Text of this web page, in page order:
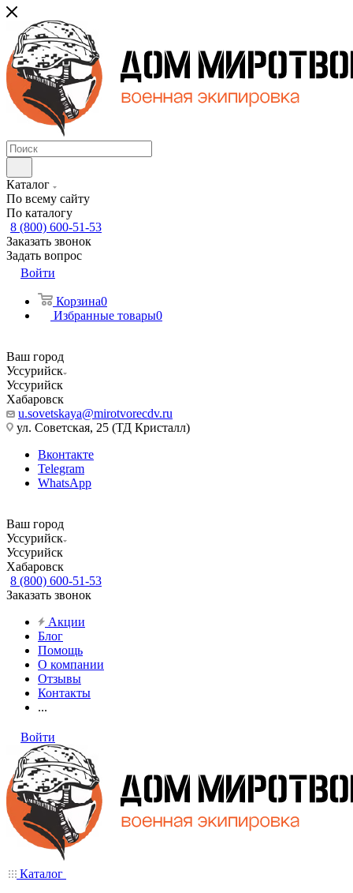
Каталог
По всему сайту
По каталогу
8 (800) 600-51-53
Заказать звонок
Задать вопрос
Войти
Корзина0
Избранные товары0
Ваш город
Уссурийск
Уссурийск
Хабаровск
u.sovetskaya@mirotvorecdv.ru
ул. Советская, 25 (ТД Кристалл)
Вконтакте
Telegram
WhatsApp
Ваш город
Уссурийск
Уссурийск
Хабаровск
8 (800) 600-51-53
Заказать звонок
Акции
Блог
Помощь
О компании
Отзывы
Контакты
...
Войти
Каталог